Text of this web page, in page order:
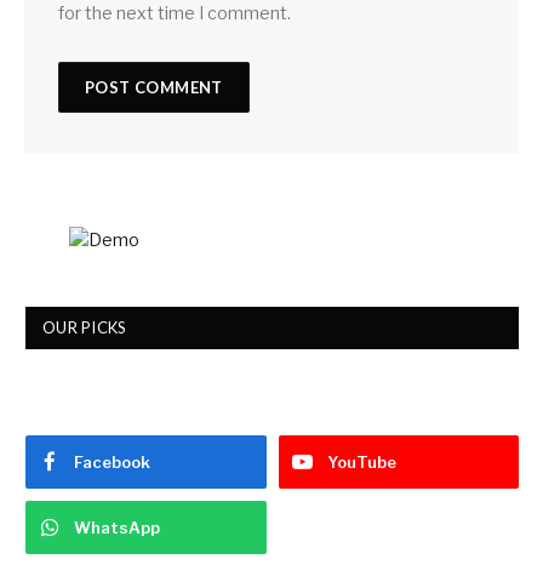
for the next time I comment.
OUR PICKS
Facebook YouTube
WhatsApp